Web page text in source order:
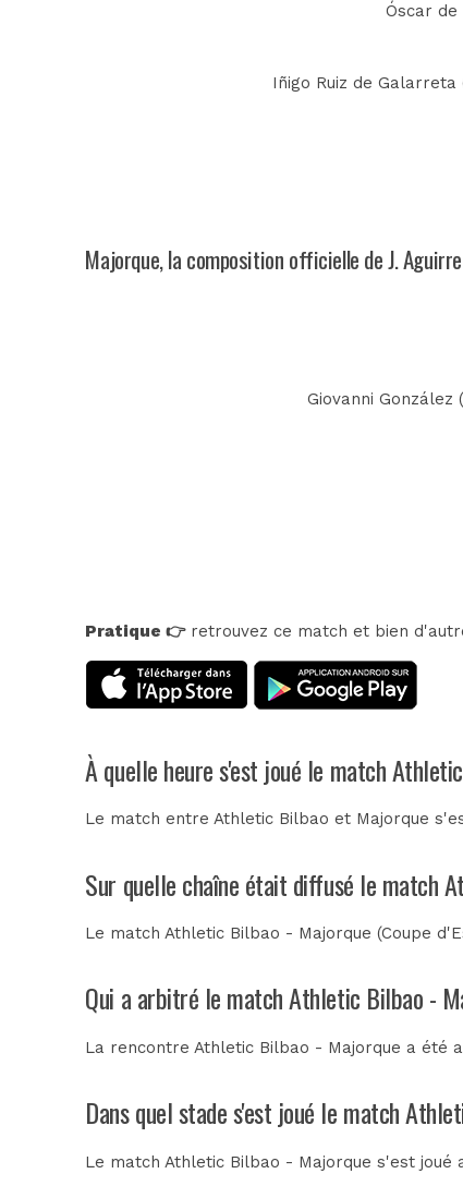
Óscar de
Iñigo Ruiz de Galarreta
Majorque, la composition officielle de J.
Giovanni González
Pratique 👉retrouvez ce match et bien
À quelle heure s'est joué le match
Le match entre Athletic Bilbao et Majorque
Sur quelle chaîne était diffusé le match
Le match Athletic Bilbao - Majorque (Coupe
Qui a arbitré le match Athletic Bilbao -
La rencontre Athletic Bilbao - Majorque a été
Dans quel stade s'est joué le match
Le match Athletic Bilbao - Majorque s'est joué